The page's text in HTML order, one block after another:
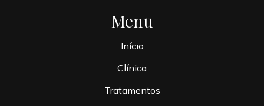
Menu
Início
Clínica
Tratamentos